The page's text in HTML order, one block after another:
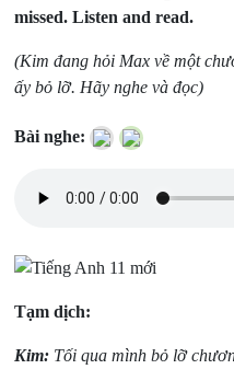
missed. Listen and read.
(Kim đang hỏi Max về một
ấy bỏ lỡ. Hãy nghe và đọc)
Bài nghe:
Tạm dịch:
Kim: Tối qua mình bỏ lỡ